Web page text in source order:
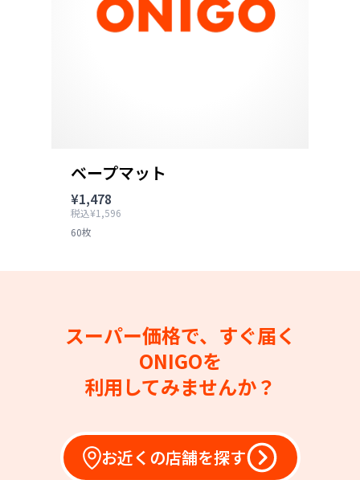
ベープマット
¥1,478
税込¥1,596
60枚
スーパー価格で、すぐ届く
ONIGOを
利用してみませんか？
お近くの店舗を探す